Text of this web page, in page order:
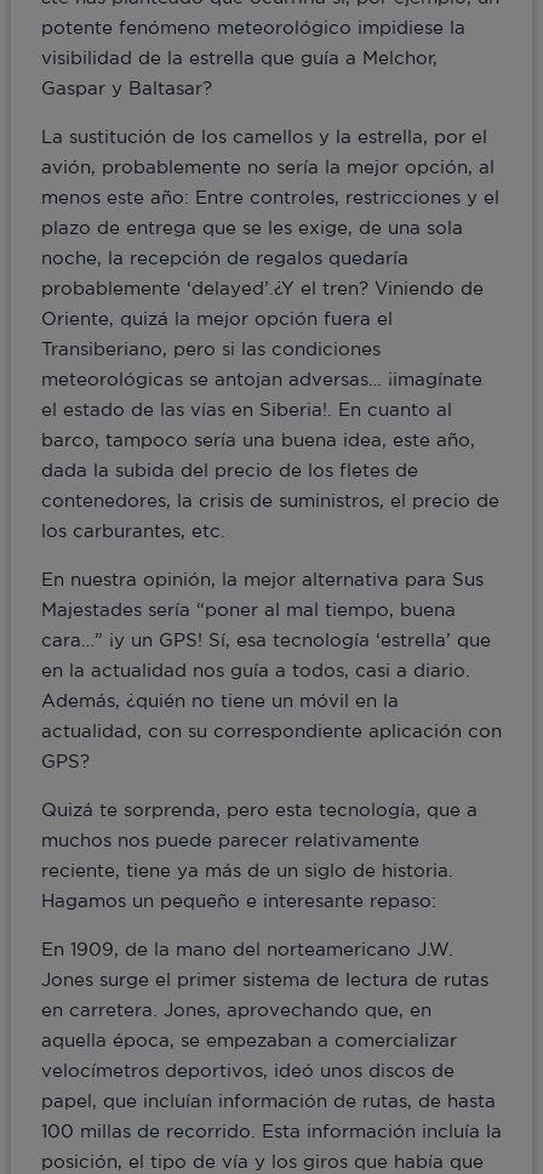
potente fenómeno meteorológico impidiese la
visibilidad de la estrella que guía a Melchor,
Gaspar y Baltasar?
La sustitución de los camellos y la estrella, por el
avión, probablemente no sería la mejor opción, al
menos este año: Entre controles, restricciones y el
plazo de entrega que se les exige, de una sola
noche, la recepción de regalos quedaría
probablemente ‘delayed’.¿Y el tren? Viniendo de
Oriente, quizá la mejor opción fuera el
Transiberiano, pero si las condiciones
meteorológicas se antojan adversas… ¡imagínate
el estado de las vías en Siberia!. En cuanto al
barco, tampoco sería una buena idea, este año,
dada la subida del precio de los fletes de
contenedores, la crisis de suministros, el precio de
los carburantes, etc.
En nuestra opinión, la mejor alternativa para Sus
Majestades sería “poner al mal tiempo, buena
cara…” ¡y un GPS! Sí, esa tecnología ‘estrella’ que
en la actualidad nos guía a todos, casi a diario.
Además, ¿quién no tiene un móvil en la
actualidad, con su correspondiente aplicación con
GPS?
Quizá te sorprenda, pero esta tecnología, que a
muchos nos puede parecer relativamente
reciente, tiene ya más de un siglo de historia.
Hagamos un pequeño e interesante repaso:
En 1909, de la mano del norteamericano J.W.
Jones surge el primer sistema de lectura de rutas
en carretera. Jones, aprovechando que, en
aquella época, se empezaban a comercializar
velocímetros deportivos, ideó unos discos de
papel, que incluían información de rutas, de hasta
100 millas de recorrido. Esta información incluía la
posición, el tipo de vía y los giros que había que